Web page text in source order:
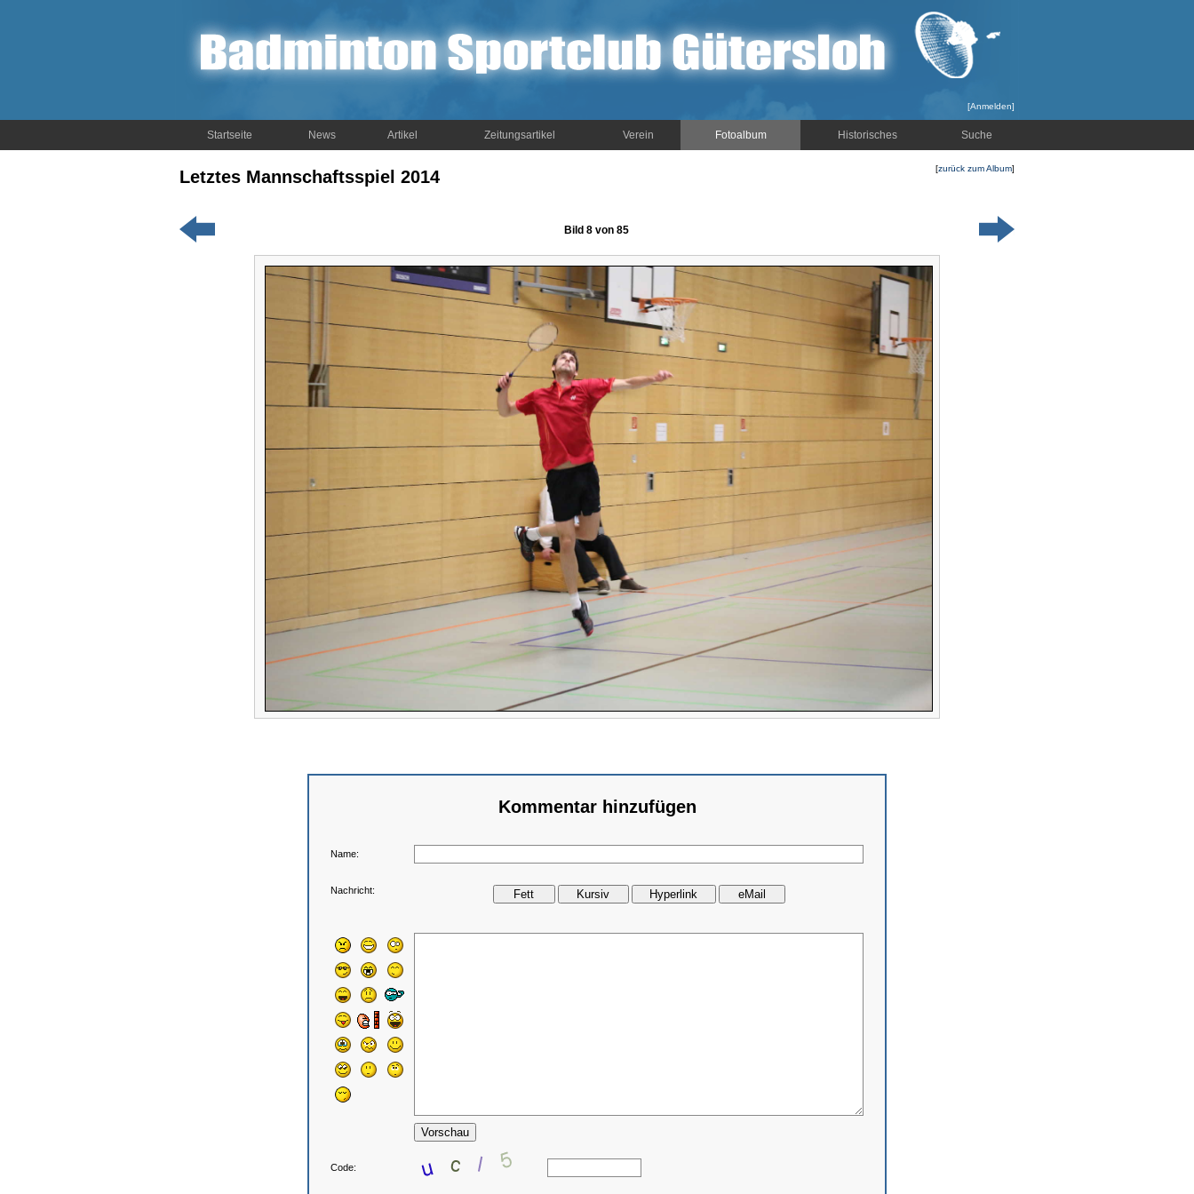
[Anmelden]
Startseite News Artikel Zeitungsartikel Verein Fotoalbum Historisches Suche
Letztes Mannschaftsspiel 2014 [zurück zum Album]
Bild 8 von 85
Kommentar hinzufügen
Name:
Nachricht:
Code: